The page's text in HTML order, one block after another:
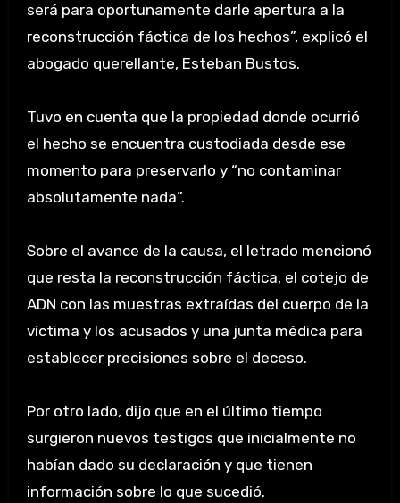
será para oportunamente darle apertura a la
reconstrucción fáctica de los hechos”, explicó el
abogado querellante, Esteban Bustos.
Tuvo en cuenta que la propiedad donde ocurrió
el hecho se encuentra custodiada desde ese
momento para preservarlo y “no contaminar
absolutamente nada”.
Sobre el avance de la causa, el letrado mencionó
que resta la reconstrucción fáctica, el cotejo de
ADN con las muestras extraídas del cuerpo de la
víctima y los acusados y una junta médica para
establecer precisiones sobre el deceso.
Por otro lado, dijo que en el último tiempo
surgieron nuevos testigos que inicialmente no
habían dado su declaración y que tienen
información sobre lo que sucedió.